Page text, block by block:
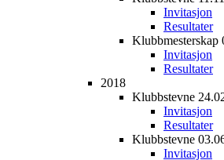
Invitasjon
Resultater
Klubbmesterskap
Invitasjon
Resultater
2018
Klubbstevne
Invitasjon
Resultater
Klubbstevne
Invitasjon